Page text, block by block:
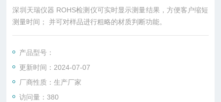
深圳天瑞仪器 ROHS检测仪可实时显示测量结果，方便客户缩短
测量时间； 并可对样品进行粗略的材质判断功能。
产品型号：
更新时间：2024-07-07
厂商性质：生产厂家
访问量：380